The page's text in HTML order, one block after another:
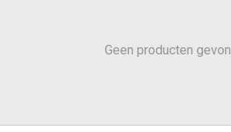
Geen producten